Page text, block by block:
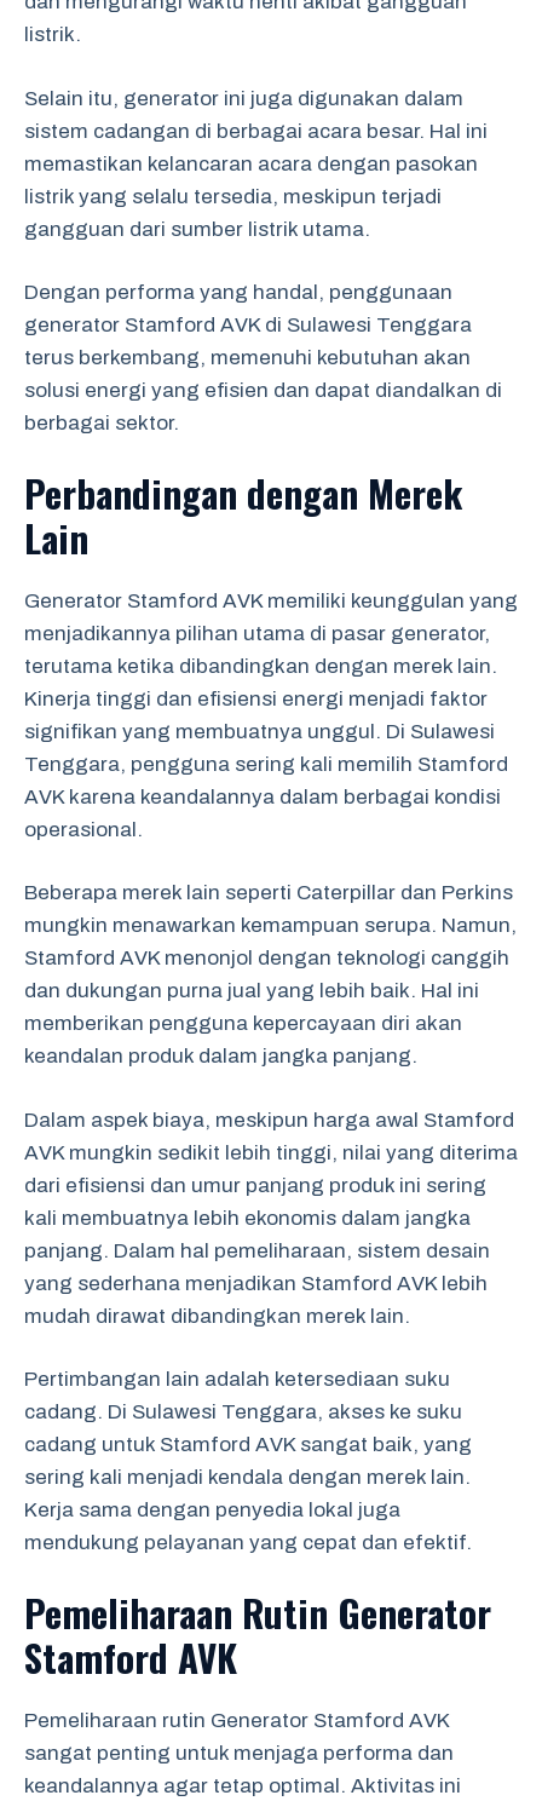
listrik.
Selain itu, generator ini juga digunakan dalam
sistem cadangan di berbagai acara besar. Hal ini
memastikan kelancaran acara dengan pasokan
listrik yang selalu tersedia, meskipun terjadi
gangguan dari sumber listrik utama.
Dengan performa yang handal, penggunaan
generator Stamford AVK di Sulawesi Tenggara
terus berkembang, memenuhi kebutuhan akan
solusi energi yang efisien dan dapat diandalkan di
berbagai sektor.
Perbandingan dengan Merek
Lain
Generator Stamford AVK memiliki keunggulan yang
menjadikannya pilihan utama di pasar generator,
terutama ketika dibandingkan dengan merek lain.
Kinerja tinggi dan efisiensi energi menjadi faktor
signifikan yang membuatnya unggul. Di Sulawesi
Tenggara, pengguna sering kali memilih Stamford
AVK karena keandalannya dalam berbagai kondisi
operasional.
Beberapa merek lain seperti Caterpillar dan Perkins
mungkin menawarkan kemampuan serupa. Namun,
Stamford AVK menonjol dengan teknologi canggih
dan dukungan purna jual yang lebih baik. Hal ini
memberikan pengguna kepercayaan diri akan
keandalan produk dalam jangka panjang.
Dalam aspek biaya, meskipun harga awal Stamford
AVK mungkin sedikit lebih tinggi, nilai yang diterima
dari efisiensi dan umur panjang produk ini sering
kali membuatnya lebih ekonomis dalam jangka
panjang. Dalam hal pemeliharaan, sistem desain
yang sederhana menjadikan Stamford AVK lebih
mudah dirawat dibandingkan merek lain.
Pertimbangan lain adalah ketersediaan suku
cadang. Di Sulawesi Tenggara, akses ke suku
cadang untuk Stamford AVK sangat baik, yang
sering kali menjadi kendala dengan merek lain.
Kerja sama dengan penyedia lokal juga
mendukung pelayanan yang cepat dan efektif.
Pemeliharaan Rutin Generator
Stamford AVK
Pemeliharaan rutin Generator Stamford AVK
sangat penting untuk menjaga performa dan
keandalannya agar tetap optimal. Aktivitas ini